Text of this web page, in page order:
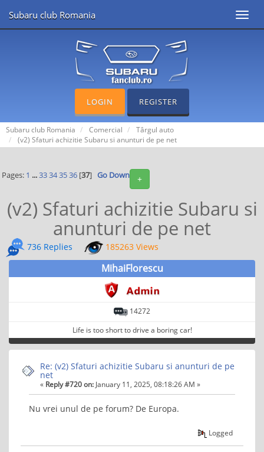
Subaru club Romania
LOGIN REGISTER
Subaru club Romania Comercial
Târgul auto
(v2) Sfaturi achizitie Subaru si anunturi de pe net
+
Pages: 1 ...33 34 35 36[37] Go Down
(v2) Sfaturi achizitie Subaru si
anunturi de pe net
736 Replies 185263 Views
MihaiFlorescu
14272
Life is too short to drive a boring car!
Re: (v2) Sfaturi achizitie Subaru si anunturi de pe
net
« Reply #720 on: January 11, 2025, 08:18:26 AM »
Nu vrei unul de pe forum? De Europa.
Logged